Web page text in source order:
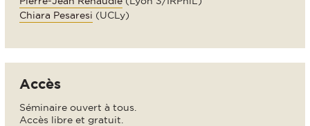
Chiara Pesaresi (UCLy)
Accès
Séminaire ouvert à tous.
Accès libre et gratuit.